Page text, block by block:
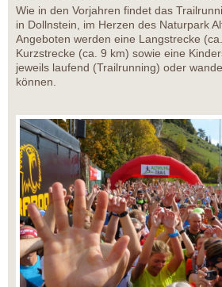
Wie in den Vorjahren findet das
in Dollnstein, im Herzen des Naturpark
Angeboten werden eine Langstrecke
Kurzstrecke (ca. 9 km) sowie eine
jeweils laufend (Trailrunning) oder
können.